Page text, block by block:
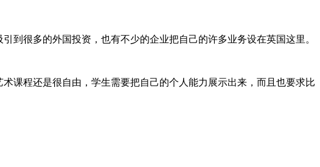
到很多的外国投资，也有不少的企业把自己的许多业务设在英国这里。
课程还是很自由，学生需要把自己的个人能力展示出来，而且也要求比